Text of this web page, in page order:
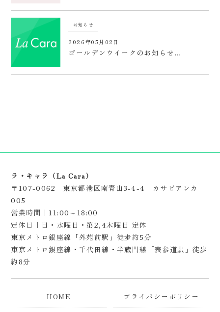
お知らせ
2026年05月02日
ゴールデンウイークのお知らせ…
ラ・キャラ（La Cara）
〒107-0062 東京都港区南青山3-4-4 カサビアンカ
005
営業時間｜11:00～18:00
定休日｜日・水曜日・第2,4木曜日 定休
東京メトロ銀座線「外苑前駅」徒歩約5分
東京メトロ銀座線・千代田線・半蔵門線「表参道駅」徒歩
約8分
HOME プライバシーポリシー